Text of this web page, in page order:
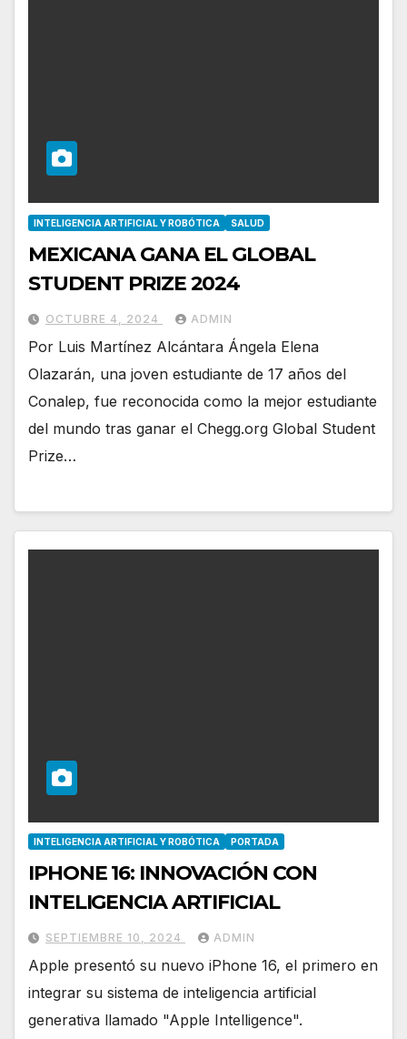
INTELIGENCIA ARTIFICIAL Y ROBÓTICA SALUD
MEXICANA GANA EL GLOBAL
STUDENT PRIZE 2024
OCTUBRE 4, 2024 ADMIN
Por Luis Martínez Alcántara Ángela Elena
Olazarán, una joven estudiante de 17 años del
Conalep, fue reconocida como la mejor estudiante
del mundo tras ganar el Chegg.org Global Student
Prize…
INTELIGENCIA ARTIFICIAL Y ROBÓTICA PORTADA
IPHONE 16: INNOVACIÓN CON
INTELIGENCIA ARTIFICIAL
SEPTIEMBRE 10, 2024 ADMIN
Apple presentó su nuevo iPhone 16, el primero en
integrar su sistema de inteligencia artificial
generativa llamado "Apple Intelligence".